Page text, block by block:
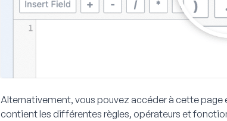
Alternativement, vous pouvez accéder à cette page
contient les différentes règles, opérateurs et